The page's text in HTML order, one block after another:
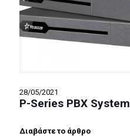
28/05/2021
P-Series PBX System
Διαβάστε το άρθρο